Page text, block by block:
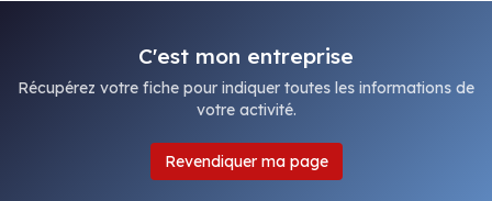
C'est mon entreprise
Récupérez votre fiche pour indiquer toutes les informations de
votre activité.
Revendiquer ma page